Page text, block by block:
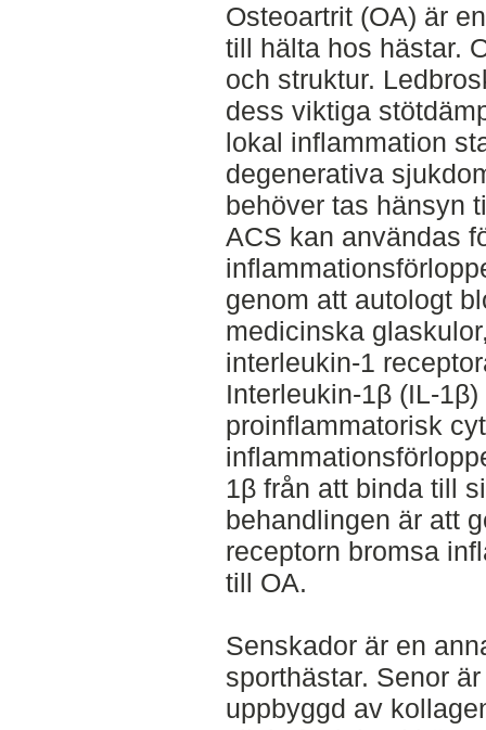
Osteoartrit (OA) är
till hälta hos hästar.
och struktur.
dess viktiga
lokal inflammation
degenerativa
behöver tas hänsyn
ACS kan användas
genom att autologt
medicinska
interleukin-1
Interleukin-1β (IL-
proinflammatorisk
1β från att binda till
behandlingen är att
receptorn bromsa
till OA.
Senskador är en
sporthästar. Senor
uppbyggd av